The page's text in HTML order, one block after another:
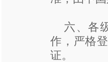
六、各
作，严格
证。